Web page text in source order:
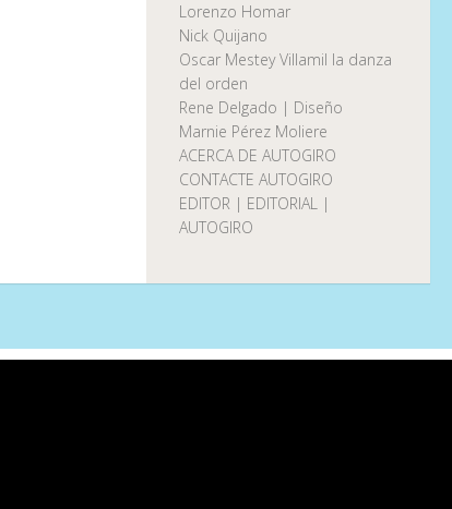
Lorenzo Homar
Nick Quijano
Oscar Mestey Villamil la danza
del orden
Rene Delgado | Diseño
Marnie Pérez Moliere
ACERCA DE AUTOGIRO
CONTACTE AUTOGIRO
EDITOR | EDITORIAL |
AUTOGIRO